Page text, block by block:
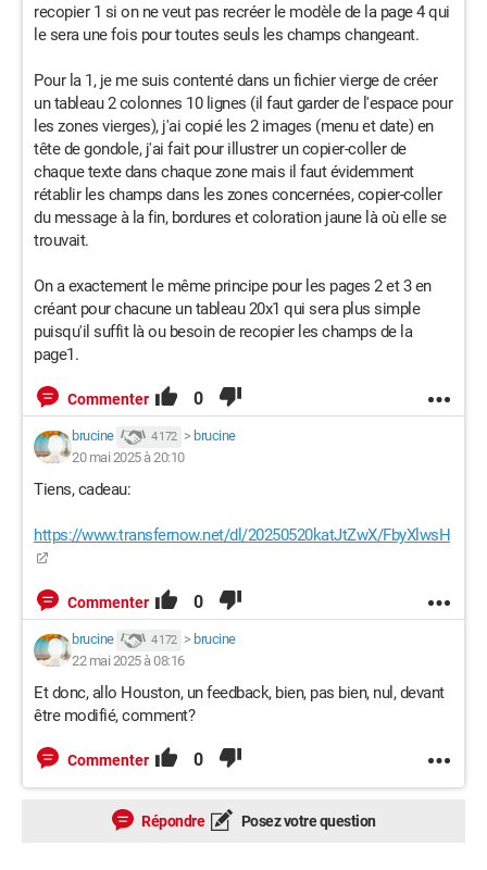
recopier 1 si on ne veut pas recréer le modèle de la page 4 qui
le sera une fois pour toutes seuls les champs changeant.
Pour la 1, je me suis contenté dans un fichier vierge de créer
un tableau 2 colonnes 10 lignes (il faut garder de l'espace pour
les zones vierges), j'ai copié les 2 images (menu et date) en
tête de gondole, j'ai fait pour illustrer un copier-coller de
chaque texte dans chaque zone mais il faut évidemment
rétablir les champs dans les zones concernées, copier-coller
du message à la fin, bordures et coloration jaune là où elle se
trouvait.
On a exactement le même principe pour les pages 2 et 3 en
créant pour chacune un tableau 20x1 qui sera plus simple
puisqu'il suffit là ou besoin de recopier les champs de la
page1.
Commenter 0
brucine 4 172 > brucine
20 mai 2025 à 20:10
Tiens, cadeau:
https://www.transfernow.net/dl/20250520katJtZwX/FbyXlwsH
Commenter 0
brucine 4 172 > brucine
22 mai 2025 à 08:16
Et donc, allo Houston, un feedback, bien, pas bien, nul, devant
être modifié, comment?
Commenter 0
Répondre Posez votre question